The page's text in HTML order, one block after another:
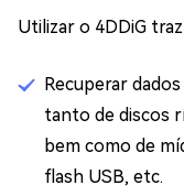
Utilizar o 4DDiG
Recuperar
tanto de discos
bem como de
flash USB, etc.